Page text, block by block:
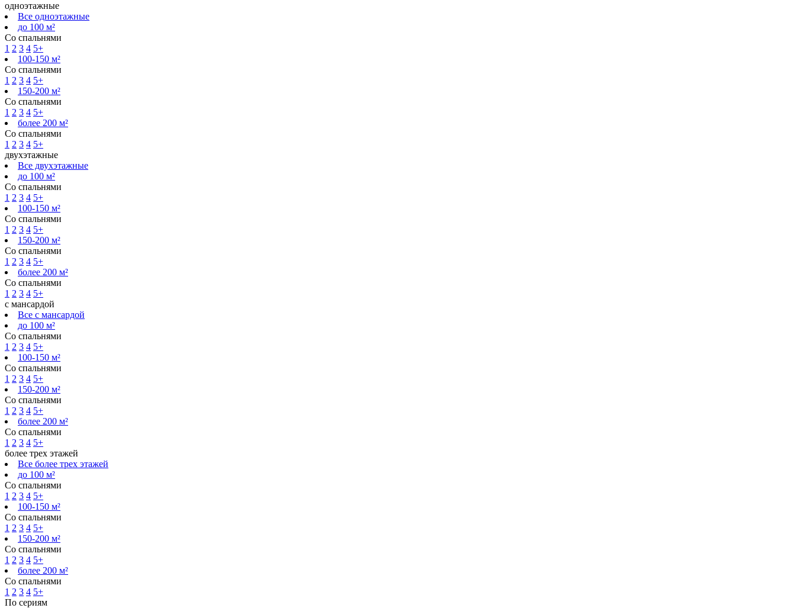
одноэтажные
Все одноэтажные
до 100 м²
Со спальнями
1 2 3 4 5+
100-150 м²
Со спальнями
1 2 3 4 5+
150-200 м²
Со спальнями
1 2 3 4 5+
более 200 м²
Со спальнями
1 2 3 4 5+
двухэтажные
Все двухэтажные
до 100 м²
Со спальнями
1 2 3 4 5+
100-150 м²
Со спальнями
1 2 3 4 5+
150-200 м²
Со спальнями
1 2 3 4 5+
более 200 м²
Со спальнями
1 2 3 4 5+
с мансардой
Все с мансардой
до 100 м²
Со спальнями
1 2 3 4 5+
100-150 м²
Со спальнями
1 2 3 4 5+
150-200 м²
Со спальнями
1 2 3 4 5+
более 200 м²
Со спальнями
1 2 3 4 5+
более трех этажей
Все более трех этажей
до 100 м²
Со спальнями
1 2 3 4 5+
100-150 м²
Со спальнями
1 2 3 4 5+
150-200 м²
Со спальнями
1 2 3 4 5+
более 200 м²
Со спальнями
1 2 3 4 5+
По сериям